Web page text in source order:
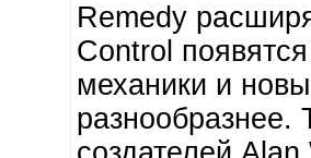
Remedy
Control
механики и
разнообразнее.